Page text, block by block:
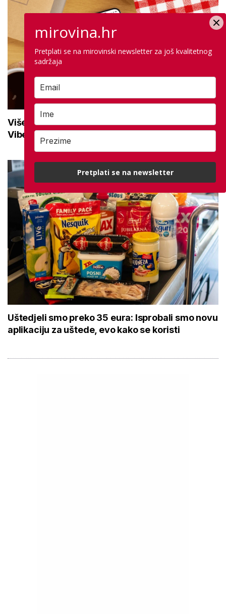
Više od 10.500 korisnika prati mirovina.hr na
Viberu: Uključite se i ostanite informirani
Uštedjeli smo preko 35 eura: Isprobali smo novu
aplikaciju za uštede, evo kako se koristi
mirovina.hr
Pretplati se na mirovinski newsletter za još kvalitetnog
sadržaja
Pretplati se na newsletter